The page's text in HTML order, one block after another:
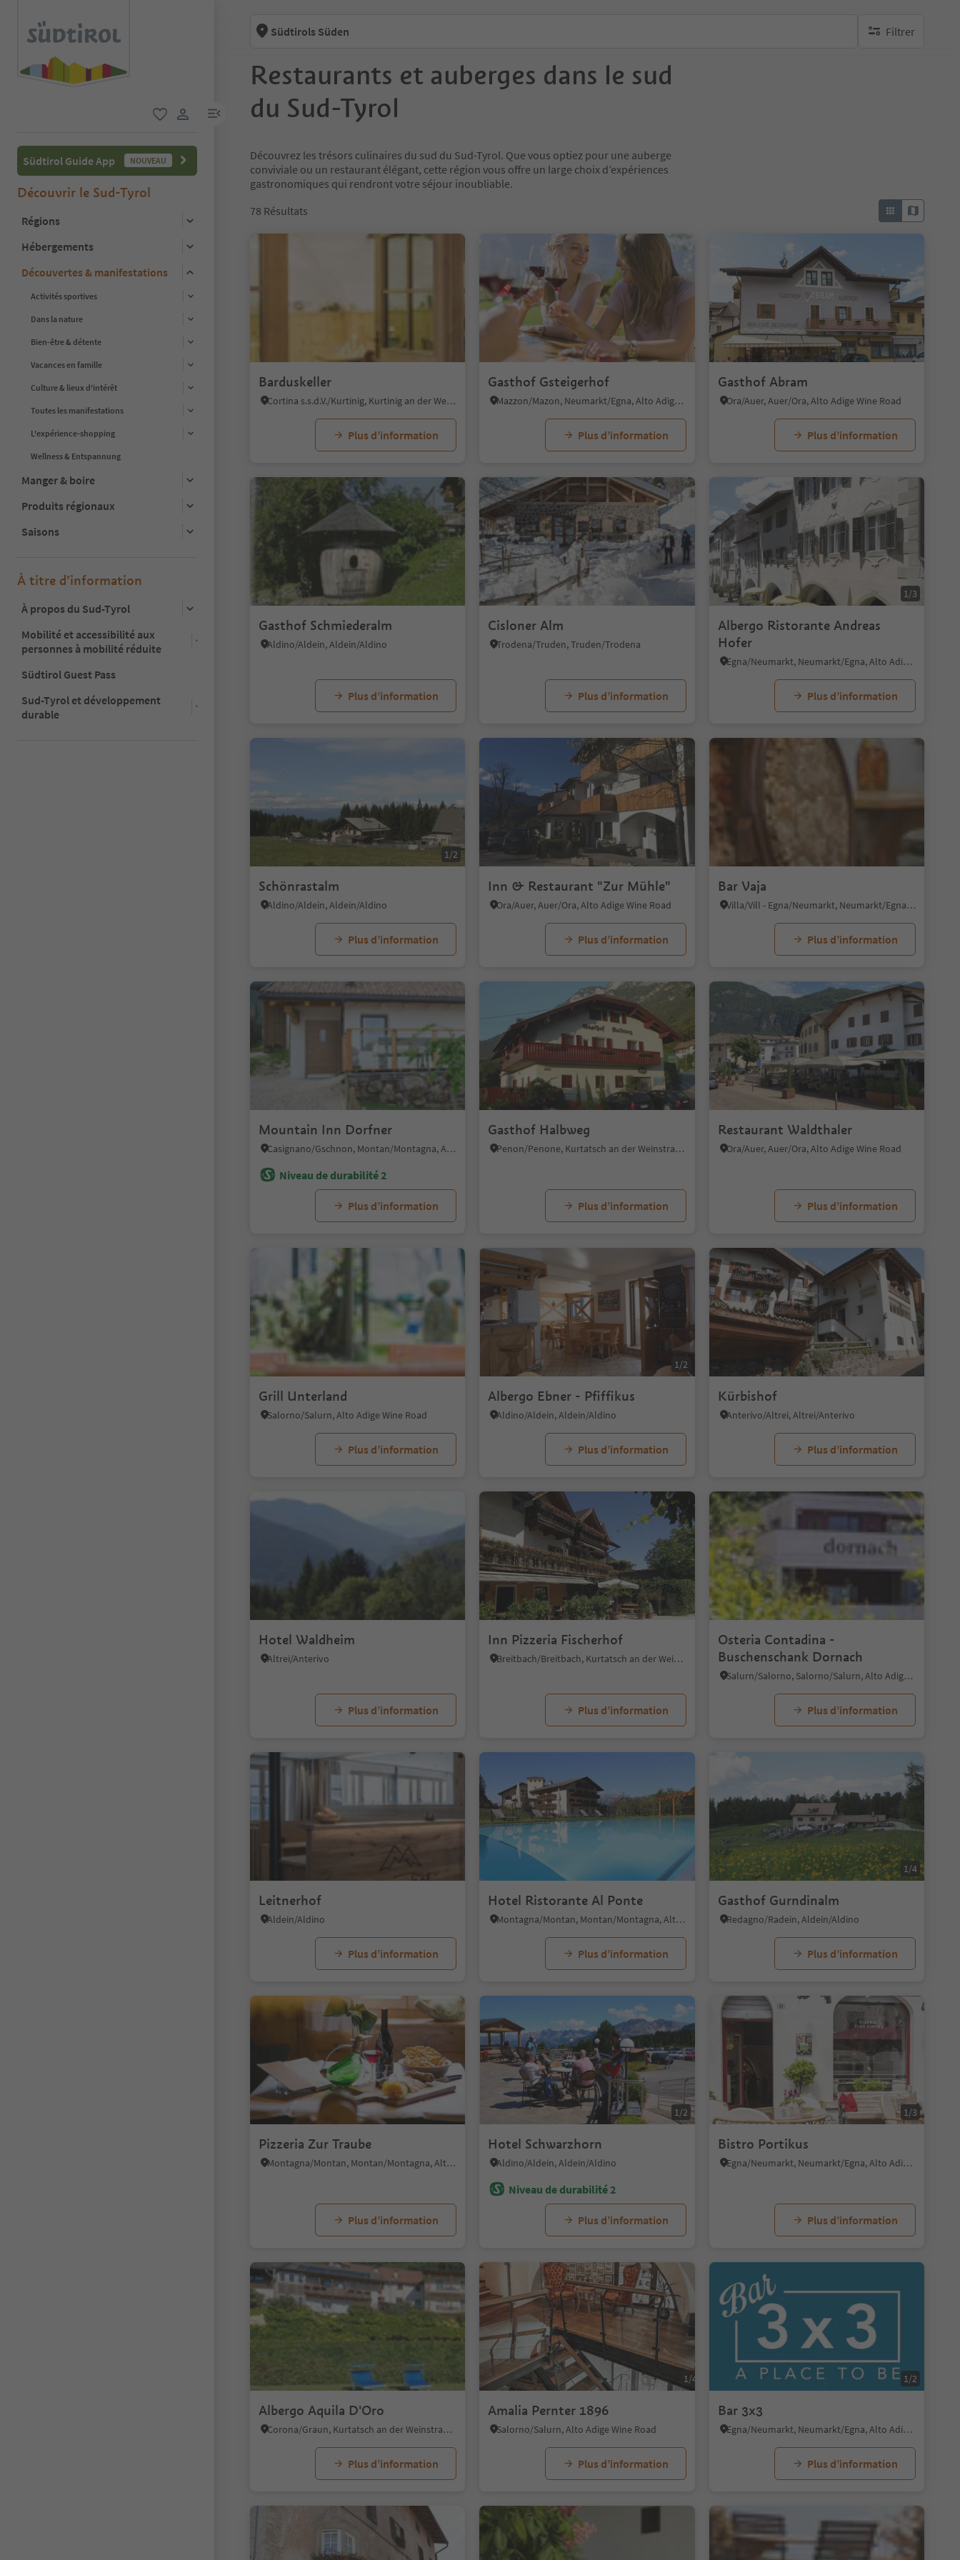
lien menu
Südtirol Guide App NOUVEAU
Découvrir le Sud-Tyrol
Régions
Hébergements
Découvertes & manifestations
Activités sportives
Dans la nature
Bien-être & détente
Vacances en famille
Culture & lieux d'intérêt
Toutes les manifestations
L'expérience-shopping
Wellness & Entspannung
Manger & boire
Produits régionaux
Saisons
À titre d’information
À propos du Sud-Tyrol
Mobilité et accessibilité aux
personnes à mobilité réduite
Südtirol Guest Pass
Sud-Tyrol et développement
durable
Südtirols Süden Filtrer
aucun filtre actif
Restaurants et auberges dans le sud
du Sud-Tyrol
Découvrez les trésors culinaires du sud du Sud-Tyrol. Que vous optiez pour une auberge
conviviale ou un restaurant élégant, cette région vous offre un large choix d’expériences
gastronomiques qui rendront votre séjour inoubliable.
78 Résultats
Barduskeller
Cortina s.s.d.V./Kurtinig, Kurtinig an der Weinstraße/Cortina sulla Strada del Vino, Alto Adige Wine Road
Plus d’information
Gasthof Gsteigerhof
Mazzon/Mazon, Neumarkt/Egna, Alto Adige Wine Road
Plus d’information
Gasthof Abram
Ora/Auer, Auer/Ora, Alto Adige Wine Road
Plus d’information
1/8
Gasthof Schmiederalm
Aldino/Aldein, Aldein/Aldino
Plus d’information
1/5
Cisloner Alm
Trodena/Truden, Truden/Trodena
Plus d’information
1/3
Albergo Ristorante Andreas
Hofer
Egna/Neumarkt, Neumarkt/Egna, Alto Adige Wine Road
Plus d’information
1/2
Schönrastalm
Aldino/Aldein, Aldein/Aldino
Plus d’information
Inn & Restaurant "Zur Mühle"
Ora/Auer, Auer/Ora, Alto Adige Wine Road
Plus d’information
Bar Vaja
Villa/Vill - Egna/Neumarkt, Neumarkt/Egna, Alto Adige Wine Road
Plus d’information
1/7
Mountain Inn Dorfner
Casignano/Gschnon, Montan/Montagna, Alto Adige Wine Road
Niveau de durabilité 2
Plus d’information
Gasthof Halbweg
Penon/Penone, Kurtatsch an der Weinstraße/Cortaccia sulla Strada del Vino, Alto Adige Wine Road
Plus d’information
Restaurant Waldthaler
Ora/Auer, Auer/Ora, Alto Adige Wine Road
Plus d’information
Grill Unterland
Salorno/Salurn, Alto Adige Wine Road
Plus d’information
1/2
Albergo Ebner - Pfiffikus
Aldino/Aldein, Aldein/Aldino
Plus d’information
Kürbishof
Anterivo/Altrei, Altrei/Anterivo
Plus d’information
1/10
Hotel Waldheim
Altrei/Anterivo
Plus d’information
Inn Pizzeria Fischerhof
Breitbach/Breitbach, Kurtatsch an der Weinstraße/Cortaccia sulla Strada del Vino, Alto Adige Wine Road
Plus d’information
Osteria Contadina -
Buschenschank Dornach
Salurn/Salorno, Salorno/Salurn, Alto Adige Wine Road
Plus d’information
Leitnerhof
Aldein/Aldino
Plus d’information
Hotel Ristorante Al Ponte
Montagna/Montan, Montan/Montagna, Alto Adige Wine Road
Plus d’information
1/4
Gasthof Gurndinalm
Redagno/Radein, Aldein/Aldino
Plus d’information
1/4
Pizzeria Zur Traube
Montagna/Montan, Montan/Montagna, Alto Adige Wine Road
Plus d’information
1/2
Hotel Schwarzhorn
Aldino/Aldein, Aldein/Aldino
Niveau de durabilité 2
Plus d’information
1/3
Bistro Portikus
Egna/Neumarkt, Neumarkt/Egna, Alto Adige Wine Road
Plus d’information
1/6
Albergo Aquila D'Oro
Corona/Graun, Kurtatsch an der Weinstraße/Cortaccia sulla Strada del Vino, Alto Adige Wine Road
Plus d’information
1/4
Amalia Pernter 1896
Salorno/Salurn, Alto Adige Wine Road
Plus d’information
1/2
Bar 3x3
Egna/Neumarkt, Neumarkt/Egna, Alto Adige Wine Road
Plus d’information